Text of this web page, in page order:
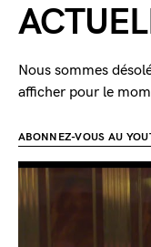
Nous sommes
afficher pour le
ABONNEZ-VOUS AU